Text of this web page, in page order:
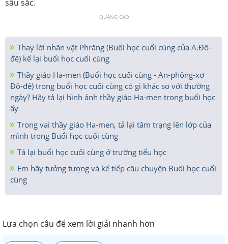
sâu sắc.
QUẢNG CÁO
Thay lời nhân vật Phrăng (Buổi học cuối cùng của A.Đô-
đê) kể lại buổi học cuối cùng
Thầy giáo Ha-men (Buổi học cuối cùng - An-phông-xơ
Đô-đê) trong buổi học cuối cùng có gì khác so với thường
ngày? Hãy tả lại hình ảnh thầy giáo Ha-men trong buổi học
ấy
Trong vai thầy giáo Ha-men, tả lại tâm trạng lên lớp của
mình trong Buổi học cuối cùng
Tả lại buổi học cuối cùng ở trường tiểu học
Em hãy tưởng tượng và kể tiếp câu chuyện Buổi học cuối
cùng
Lựa chọn câu để xem lời giải nhanh hơn